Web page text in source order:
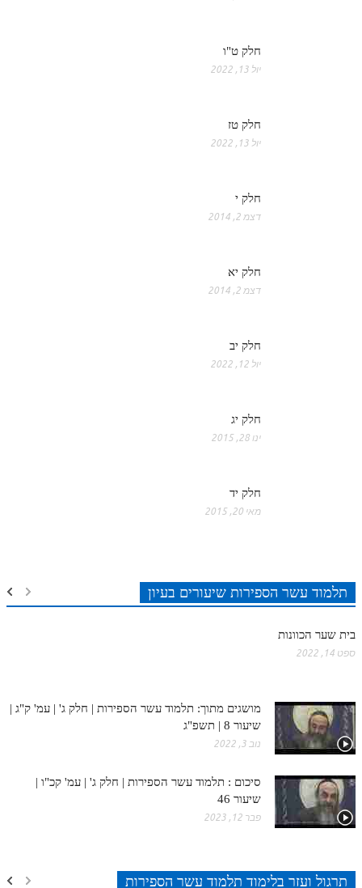
חלק ט"ו
יול 13, 2022
חלק טז
יול 13, 2022
חלק י
דצמ 2, 2014
חלק יא
דצמ 2, 2014
חלק יב
יול 12, 2022
חלק יג
ינו 28, 2015
חלק יד
מאי 20, 2015
תלמוד עשר הספירות שיעורים בעיון
בית שער הכוונות
ספט 14, 2022
מושגים מתוך: תלמוד עשר הספירות | חלק ג' | עמ' ק"ג |
שיעור 8 | תשפ"ג
נוב 3, 2022
סיכום : תלמוד עשר הספירות | חלק ג' | עמ' קכ"ו |
שיעור 46
פבר 12, 2023
תרגול ועזר בלימוד תלמוד עשר הספירות